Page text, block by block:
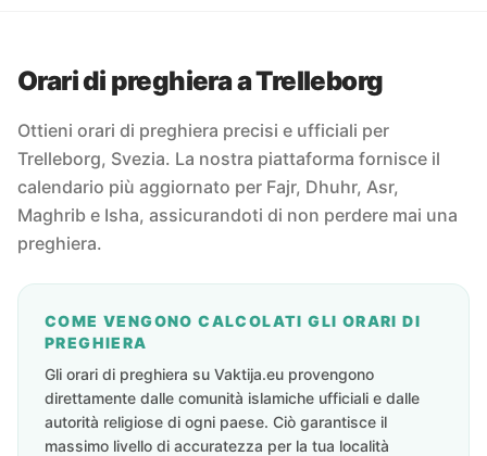
Orari di preghiera a Trelleborg
Ottieni orari di preghiera precisi e ufficiali per
Trelleborg, Svezia. La nostra piattaforma fornisce il
calendario più aggiornato per Fajr, Dhuhr, Asr,
Maghrib e Isha, assicurandoti di non perdere mai una
preghiera.
COME VENGONO CALCOLATI GLI ORARI DI
PREGHIERA
Gli orari di preghiera su Vaktija.eu provengono
direttamente dalle comunità islamiche ufficiali e dalle
autorità religiose di ogni paese. Ciò garantisce il
massimo livello di accuratezza per la tua località